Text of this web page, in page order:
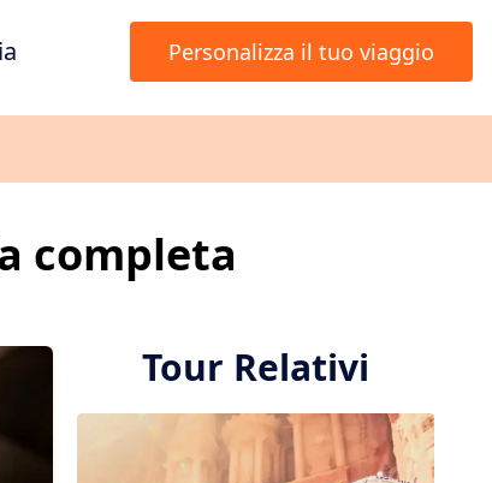
Personalizza il tuo viaggio
completa
Tour Relativi